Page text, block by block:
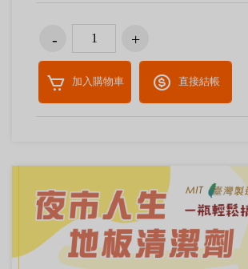
加入購物車 直接結帳